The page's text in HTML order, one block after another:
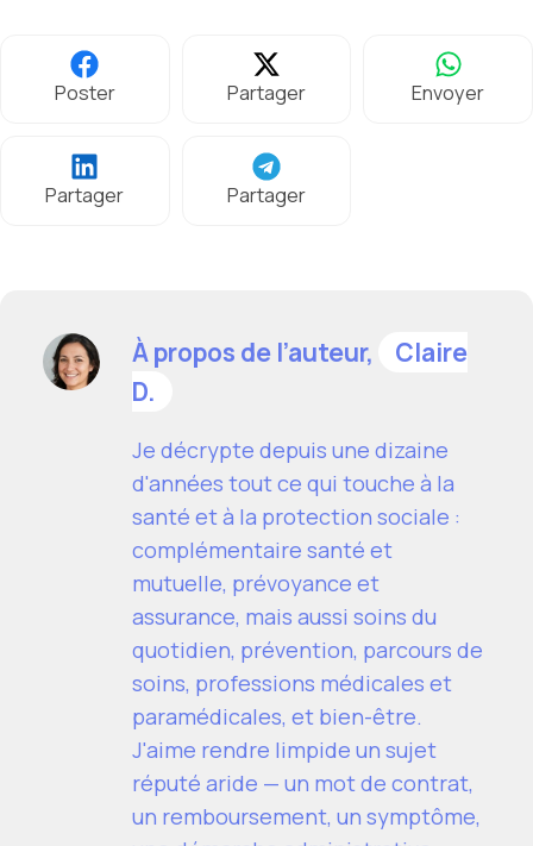
Poster Partager Envoyer
Partager Partager
À propos de l’auteur,
Claire
D.
Je décrypte depuis une dizaine
d'années tout ce qui touche à la
santé et à la protection sociale :
complémentaire santé et
mutuelle, prévoyance et
assurance, mais aussi soins du
quotidien, prévention, parcours de
soins, professions médicales et
paramédicales, et bien-être.
J'aime rendre limpide un sujet
réputé aride — un mot de contrat,
un remboursement, un symptôme,